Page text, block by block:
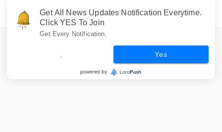
Get All News Updates Notification Everytime.
Click YES To Join
Get Every Notification.
Yes